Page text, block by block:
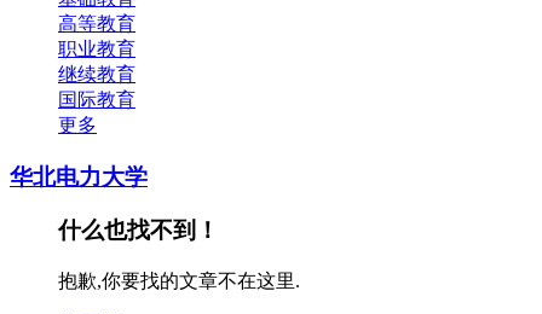
高等教育
职业教育
继续教育
国际教育
更多
华北电力大学
什么也找不到！
抱歉,你要找的文章不在这里.